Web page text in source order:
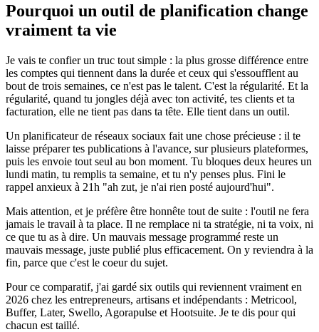
Pourquoi un outil de planification change
vraiment ta vie
Je vais te confier un truc tout simple : la plus grosse différence entre
les comptes qui tiennent dans la durée et ceux qui s'essoufflent au
bout de trois semaines, ce n'est pas le talent. C'est la régularité. Et la
régularité, quand tu jongles déjà avec ton activité, tes clients et ta
facturation, elle ne tient pas dans ta tête. Elle tient dans un outil.
Un planificateur de réseaux sociaux fait une chose précieuse : il te
laisse préparer tes publications à l'avance, sur plusieurs plateformes,
puis les envoie tout seul au bon moment. Tu bloques deux heures un
lundi matin, tu remplis ta semaine, et tu n'y penses plus. Fini le
rappel anxieux à 21h "ah zut, je n'ai rien posté aujourd'hui".
Mais attention, et je préfère être honnête tout de suite : l'outil ne fera
jamais le travail à ta place. Il ne remplace ni ta stratégie, ni ta voix, ni
ce que tu as à dire. Un mauvais message programmé reste un
mauvais message, juste publié plus efficacement. On y reviendra à la
fin, parce que c'est le coeur du sujet.
Pour ce comparatif, j'ai gardé six outils qui reviennent vraiment en
2026 chez les entrepreneurs, artisans et indépendants : Metricool,
Buffer, Later, Swello, Agorapulse et Hootsuite. Je te dis pour qui
chacun est taillé.